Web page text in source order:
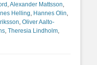
,Alexander Mattsson,
Helling, Hannes Olin,
, Oliver Aalto-
, Theresia Lindholm,